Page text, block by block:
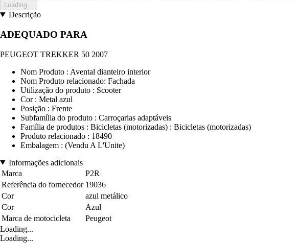
Loading...
Descrição
ADEQUADO PARA
PEUGEOT TREKKER 50 2007
Nom Produto : Avental dianteiro interior
Nom Produto relacionado: Fachada
Utilização do produto : Scooter
Cor : Metal azul
Posição : Frente
Subfamília do produto : Carroçarias adaptáveis
Família de produtos : Bicicletas (motorizadas) : Bicicletas (motorizadas)
Produto relacionado : 18490
Embalagem : (Vendu A L'Unite)
Informações adicionais
Marca
P2R
Referência do fornecedor 19036
Cor
azul metálico
Cor
Azul
Marca de motocicleta
Peugeot
Loading...
Loading...